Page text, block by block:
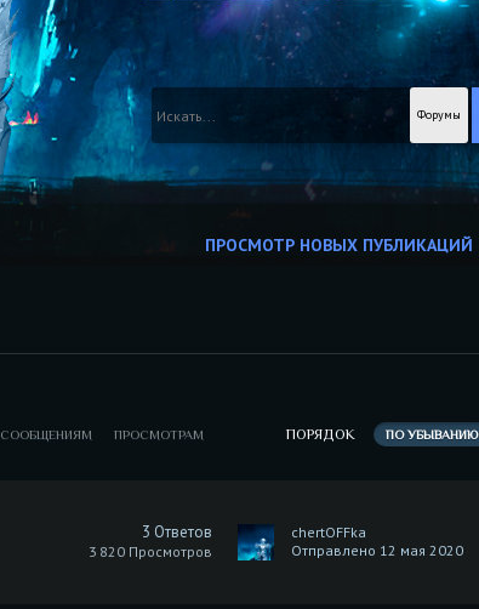
Форумы
ПРОСМОТР НОВЫХ ПУБЛИКАЦИЙ
СООБЩЕНИЯМ ПРОСМОТРАМ ПОРЯДОК
ПО УБЫВАНИЮ
3 Ответов
3 820 Просмотров
chertOFFka
Отправлено 12 мая 2020